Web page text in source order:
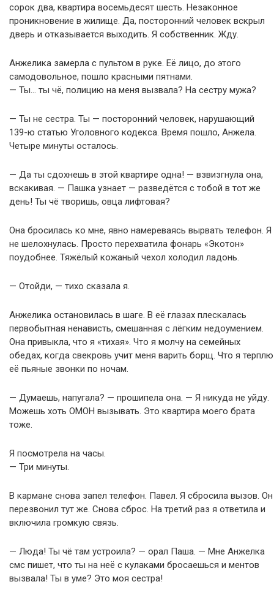
сорок два, квартира восемьдесят шесть. Незаконное
проникновение в жилище. Да, посторонний человек вскрыл
дверь и отказывается выходить. Я собственник. Жду.
Анжелика замерла с пультом в руке. Её лицо, до этого
самодовольное, пошло красными пятнами.
— Ты… ты чё, полицию на меня вызвала? На сестру мужа?
— Ты не сестра. Ты — посторонний человек, нарушающий
139-ю статью Уголовного кодекса. Время пошло, Анжела.
Четыре минуты осталось.
— Да ты сдохнешь в этой квартире одна! — взвизгнула она,
вскакивая. — Пашка узнает — разведётся с тобой в тот же
день! Ты чё творишь, овца лифтовая?
Она бросилась ко мне, явно намереваясь вырвать телефон. Я
не шелохнулась. Просто перехватила фонарь «Экотон»
поудобнее. Тяжёлый кожаный чехол холодил ладонь.
— Отойди, — тихо сказала я.
Анжелика остановилась в шаге. В её глазах плескалась
первобытная ненависть, смешанная с лёгким недоумением.
Она привыкла, что я «тихая». Что я молчу на семейных
обедах, когда свекровь учит меня варить борщ. Что я терплю
её пьяные звонки по ночам.
— Думаешь, напугала? — прошипела она. — Я никуда не уйду.
Можешь хоть ОМОН вызывать. Это квартира моего брата
тоже.
Я посмотрела на часы.
— Три минуты.
В кармане снова запел телефон. Павел. Я сбросила вызов. Он
перезвонил тут же. Снова сброс. На третий раз я ответила и
включила громкую связь.
— Люда! Ты чё там устроила? — орал Паша. — Мне Анжелка
смс пишет, что ты на неё с кулаками бросаешься и ментов
вызвала! Ты в уме? Это моя сестра!